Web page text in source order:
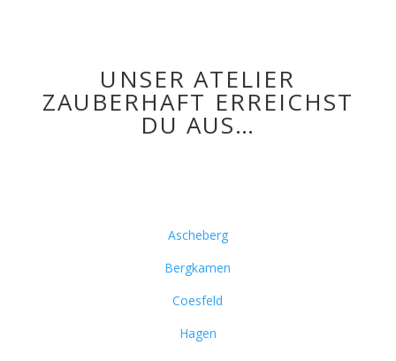
UNSER ATELIER
ZAUBERHAFT ERREICHST
DU AUS…
Ascheberg
Bergkamen
Coesfeld
Hagen